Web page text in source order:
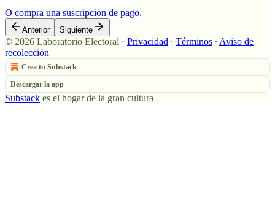
O compra una suscripción de pago.
Anterior Siguiente
© 2026 Laboratorio Electoral · Privacidad ∙ Términos ∙ Aviso de
recolección
Crea tu Substack
Descargar la app
Substack es el hogar de la gran cultura